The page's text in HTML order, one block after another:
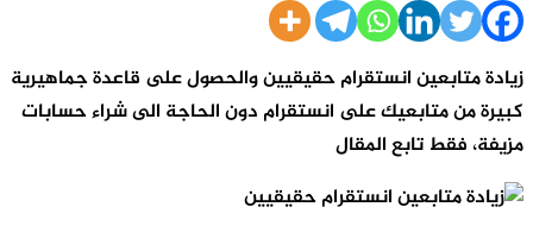
زيادة متابعين انستقرام حقيقيين والحصول على قاعدة جماهيرية
كبيرة من متابعيك على انستقرام دون الحاجة الى شراء حسابات
مزيفة، فقط تابع المقال